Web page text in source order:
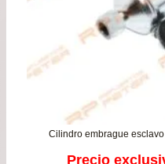
Cilindro embrague
Precio